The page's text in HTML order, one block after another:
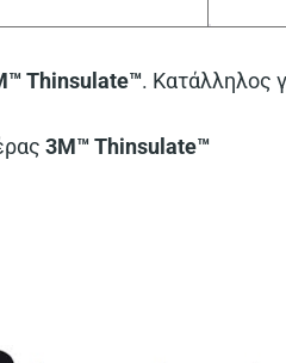
Thinsulate™. Κατάλληλος
3M™ Thinsulate™